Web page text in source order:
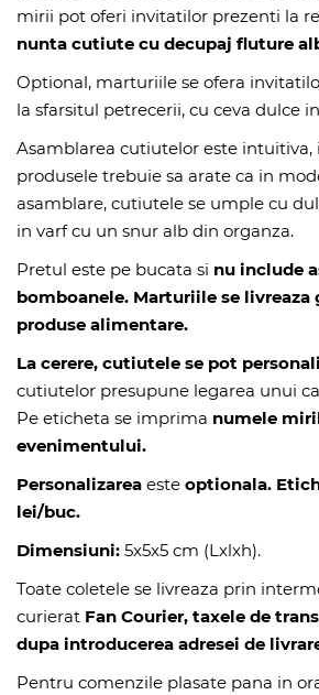
mirii pot oferi invitatilor prezenti la
nunta cutiute cu decupaj fluture
Optional, marturiile se ofera
la sfarsitul petrecerii, cu ceva dulce
Asamblarea cutiutelor este intuitiva,
produsele trebuie sa arate ca in
asamblare, cutiutele se umple cu
in varf cu un snur alb din organza.
Pretul este pe bucata si nu include
bomboanele. Marturiile se livreaza
produse alimentare.
La cerere, cutiutele se pot
cutiutelor presupune legarea unui
Pe eticheta se imprima numele
evenimentului.
Personalizarea este optionala.
lei/buc.
Dimensiuni: 5x5x5 cm (Lxlxh).
Toate coletele se livreaza prin
curierat Fan Courier, taxele de
dupa introducerea adresei de
Pentru comenzile plasate pana in